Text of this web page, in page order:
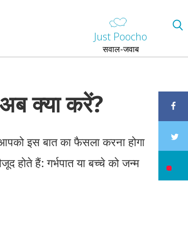
Just Poocho
सवाल-जवाब
क्या करें?
इस बात का फैसला करना होगा
होते हैं: गर्भपात या बच्चे को जन्म